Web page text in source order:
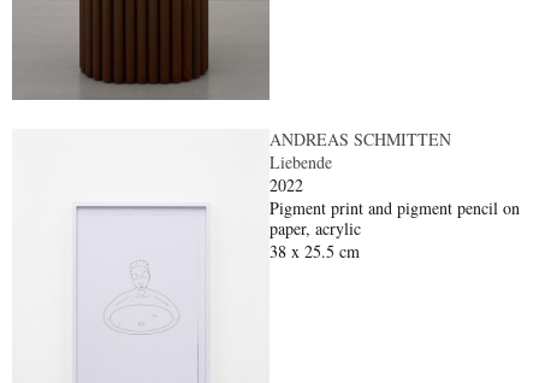
ANDREAS SCHMITTEN
Liebende
2022
Pigment print and pigment pencil on
paper, acrylic
38 x 25.5 cm